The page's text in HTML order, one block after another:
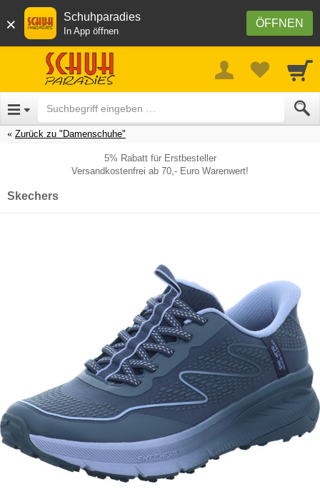
× ÖFFNEN
Schuhparadies
In App öffnen
Zurück zu "Damenschuhe"
5% Rabatt für Erstbesteller
Versandkostenfrei ab 70,- Euro Warenwert!
Skechers